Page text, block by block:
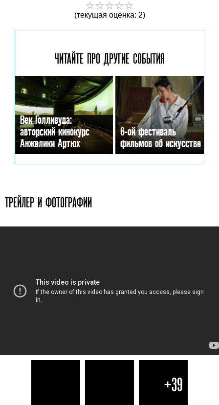
(текущая оценка: 2)
ЧИТАЙТЕ ПРО ДРУГИЕ СОБЫТИЯ
Век Голливуда:
авторский кинокурс
Анжелики Артюх
6-ой фестиваль
фильмов об искусстве
ТРЕЙЛЕР И ФОТОГРАФИИ
+39